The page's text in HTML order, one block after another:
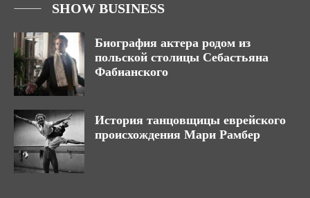
SHOW BUSINESS
Биография актера родом из
польской столицы Себастьяна
Фабианского
История танцовщицы еврейского
происхождения Мари Рамбер